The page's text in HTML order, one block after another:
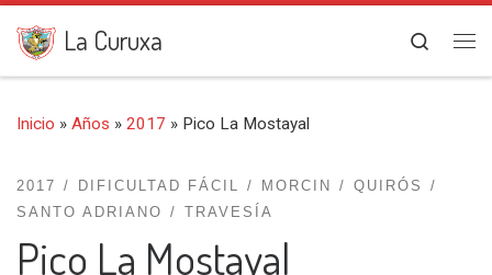
Saltar al contenido
La Curuxa
Search
Inicio » Años » 2017 » Pico La Mostayal
2017 DIFICULTAD FÁCIL MORCIN
QUIRÓS
SANTO ADRIANO
TRAVESÍA
Pico La Mostayal